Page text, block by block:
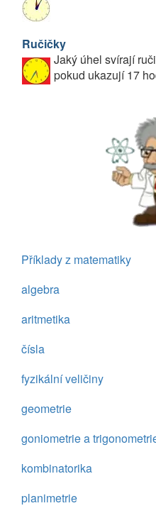
Ručičky
Jaký úhel svírají
pokud ukazují 17
Příklady z matematiky
algebra
aritmetika
čísla
fyzikální veličiny
geometrie
goniometrie a
kombinatorika
planimetrie